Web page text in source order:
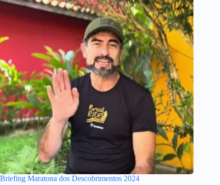
Briefing Maratona dos Descobrimentos 2024